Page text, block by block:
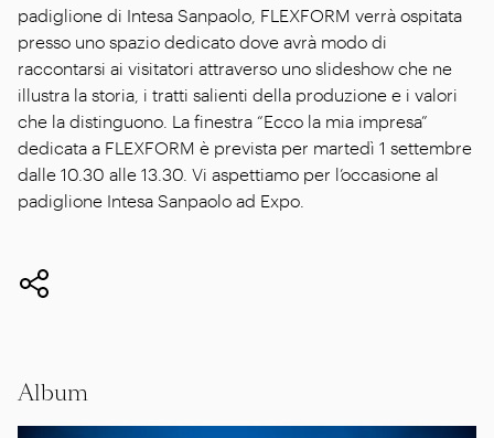
padiglione di Intesa Sanpaolo, FLEXFORM verrà ospitata
presso uno spazio dedicato dove avrà modo di
raccontarsi ai visitatori attraverso uno slideshow che ne
illustra la storia, i tratti salienti della produzione e i valori
che la distinguono. La finestra “Ecco la mia impresa”
dedicata a FLEXFORM è prevista per martedì 1 settembre
dalle 10.30 alle 13.30. Vi aspettiamo per l’occasione al
padiglione Intesa Sanpaolo ad Expo.
Album